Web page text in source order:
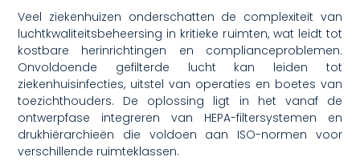
Veel ziekenhuizen onderschatten de complexiteit van
luchtkwaliteitsbeheersing in kritieke ruimten, wat leidt tot
kostbare herinrichtingen en complianceproblemen.
Onvoldoende gefilterde lucht kan leiden tot
ziekenhuisinfecties, uitstel van operaties en boetes van
toezichthouders. De oplossing ligt in het vanaf de
ontwerpfase integreren van HEPA-filtersystemen en
drukhiërarchieën die voldoen aan ISO-normen voor
verschillende ruimteklassen.